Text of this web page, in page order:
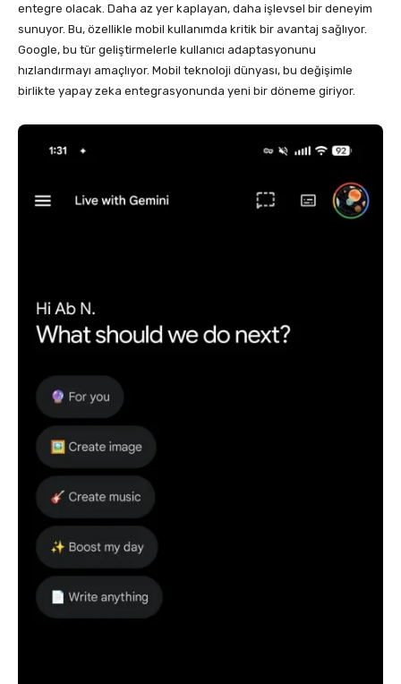
entegre olacak. Daha az yer kaplayan, daha işlevsel bir deneyim
sunuyor. Bu, özellikle mobil kullanımda kritik bir avantaj sağlıyor.
Google, bu tür geliştirmelerle kullanıcı adaptasyonunu
hızlandırmayı amaçlıyor. Mobil teknoloji dünyası, bu değişimle
birlikte yapay zeka entegrasyonunda yeni bir döneme giriyor.